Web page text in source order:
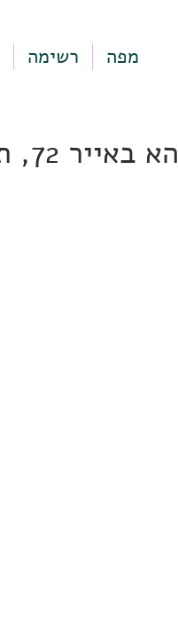
רשימה מפה
הא באייר 72, תל אביב-יפו